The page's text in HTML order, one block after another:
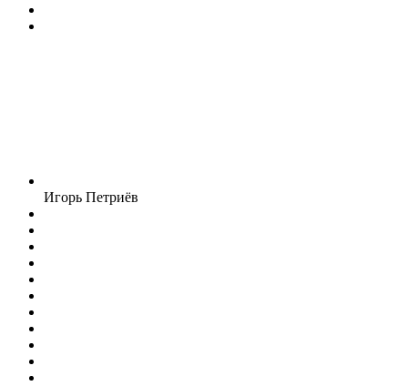
Игорь Петриёв